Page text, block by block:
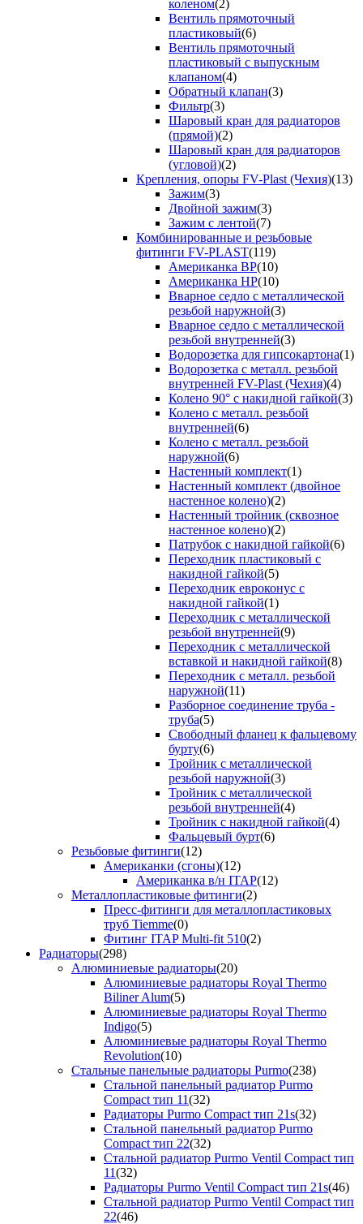
коленом(2)
Вентиль прямоточный
пластиковый(6)
Вентиль прямоточный
пластиковый с выпускным
клапаном(4)
Обратный клапан(3)
Фильтр(3)
Шаровый кран для радиаторов
(прямой)(2)
Шаровый кран для радиаторов
(угловой)(2)
Крепления, опоры FV-Plast (Чехия)(13)
Зажим(3)
Двойной зажим(3)
Зажим с лентой(7)
Комбинированные и резьбовые
фитинги FV-PLAST(119)
Американка ВР(10)
Американка НР(10)
Вварное седло с металлической
резьбой наружной(3)
Вварное седло с металлической
резьбой внутренней(3)
Водорозетка для гипсокартона(1)
Водорозетка с металл. резьбой
внутренней FV-Plast (Чехия)(4)
Колено 90° с накидной гайкой(3)
Колено с металл. резьбой
внутренней(6)
Колено с металл. резьбой
наружной(6)
Настенный комплект(1)
Настенный комплект (двойное
настенное колено)(2)
Настенный тройник (сквозное
настенное колено)(2)
Патрубок с накидной гайкой(6)
Переходник пластиковый с
накидной гайкой(5)
Переходник евроконус с
накидной гайкой(1)
Переходник с металлической
резьбой внутренней(9)
Переходник с металлической
вставкой и накидной гайкой(8)
Переходник с металл. резьбой
наружной(11)
Разборное соединение труба -
труба(5)
Свободный фланец к фальцевому
бурту(6)
Тройник с металлической
резьбой наружной(3)
Тройник с металлической
резьбой внутренней(4)
Тройник с накидной гайкой(4)
Фальцевый бурт(6)
Резьбовые фитинги(12)
Американки (сгоны)(12)
Американка в/н ITAP(12)
Металлопластиковые фитинги(2)
Пресс-фитинги для металлопластиковых
труб Tiemme(0)
Фитинг ITAP Multi-fit 510(2)
Радиаторы(298)
Алюминиевые радиаторы(20)
Алюминиевые радиаторы Royal Thermo
Biliner Alum(5)
Алюминиевые радиаторы Royal Thermo
Indigo(5)
Алюминиевые радиаторы Royal Thermo
Revolution(10)
Стальные панельные радиаторы Purmo(238)
Стальной панельный радиатор Purmo
Compact тип 11(32)
Радиаторы Purmo Compact тип 21s(32)
Стальной панельный радиатор Purmo
Compact тип 22(32)
Стальной радиатор Purmo Ventil Compact тип
11(32)
Радиаторы Purmo Ventil Compact тип 21s(46)
Стальной радиатор Purmo Ventil Compact тип
22(46)